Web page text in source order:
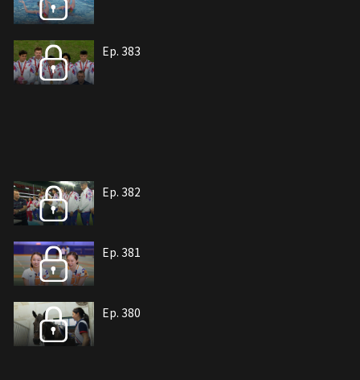
Ep. 383
Ep. 382
Ep. 381
Ep. 380